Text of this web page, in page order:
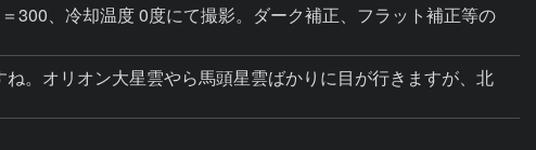
300、冷却温度 0度にて撮影。ダーク補正、フラット補正等の
。オリオン大星雲やら馬頭星雲ばかりに目が行きますが、北